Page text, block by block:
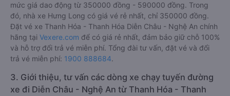
mức giá dao động từ 350000 đồng - 590000 đồng. Trong
đó, nhà xe Hưng Long có giá vé rẻ nhất, chỉ 350000 đồng.
Đặt vé xe Thanh Hóa - Thanh Hóa Diễn Châu - Nghệ An chính
hãng tại Vexere.com để có giá rẻ nhất, đảm bảo giữ chỗ 100%
và hỗ trợ đổi trả vé miễn phí. Tổng đài tư vấn, đặt vé và đổi
trả vé miễn phí: 1900 888684.
3. Giới thiệu, tư vấn các dòng xe chạy tuyến đường
xe đi Diễn Châu - Nghệ An từ Thanh Hóa - Thanh